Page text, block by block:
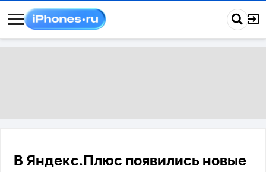
В Яндекс.Плюс появились новые